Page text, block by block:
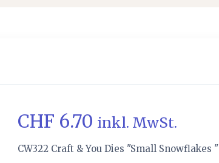
CHF 6.70 inkl. MwSt.
CW322 Craft & You Dies "Small Snowflakes "